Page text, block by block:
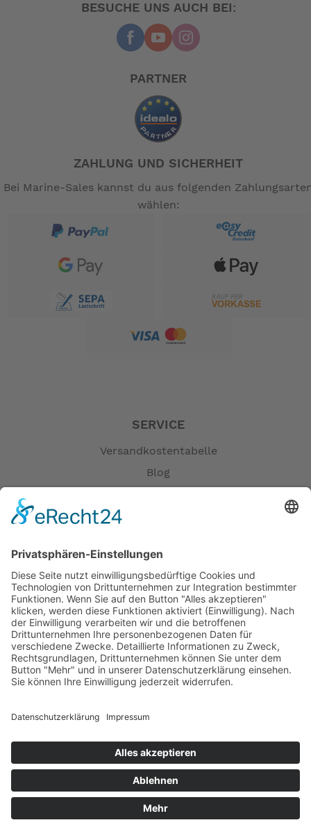
BESUCHE UNS AUCH BEI:
PARTNER
ZAHLUNG UND SICHERHEIT
Bei Marine-Sales kannst du aus folgenden
wählen:
SERVICE
Versandkostentabelle
Blog
Öffnungszeiten
Versandpartner
Verfügbarkeiten
Zahlung und Versand
Datenschutz
Fernabsatz
Widerrufsrecht MS
Kontakt
Garantiefall
Batterieverordnung
Ergänzende Allgemeine Geschäftsbedingungen zum